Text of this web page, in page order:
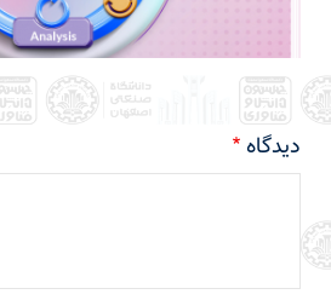
دیدگاه